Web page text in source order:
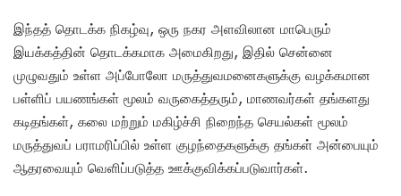
இந்தத் தொடக்க நிகழ்வு, ஒரு நகர அளவிலான மாபெரும்
இயக்கத்தின் தொடக்கமாக அமைகிறது, இதில் சென்னை
முழுவதும் உள்ள அப்போலோ மருத்துவமனைகளுக்கு வழக்கமான
பள்ளிப் பயணங்கள் மூலம் வருகைத்தரும், மாணவர்கள் தங்களது
கடிதங்கள், கலை மற்றும் மகிழ்ச்சி நிறைந்த செயல்கள் மூலம்
மருத்துவப் பராமரிப்பில் உள்ள குழந்தைகளுக்கு தங்கள் அன்பையும்
ஆதரவையும் வெளிப்படுத்த ஊக்குவிக்கப்படுவார்கள்.